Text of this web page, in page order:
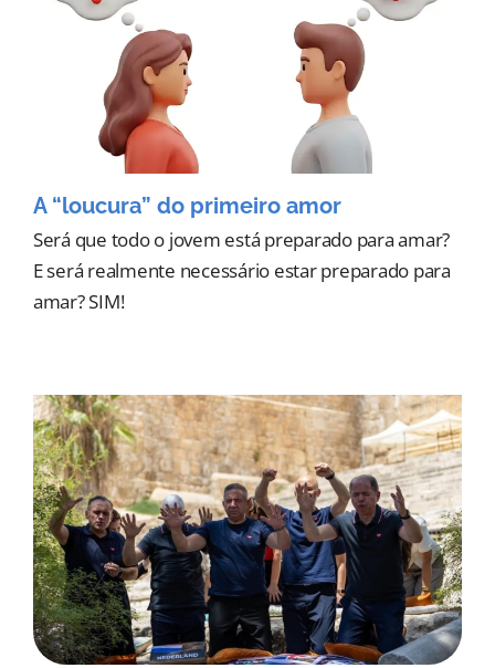
A “loucura” do primeiro amor
Será que todo o jovem está preparado para amar?
E será realmente necessário estar preparado para
amar? SIM!